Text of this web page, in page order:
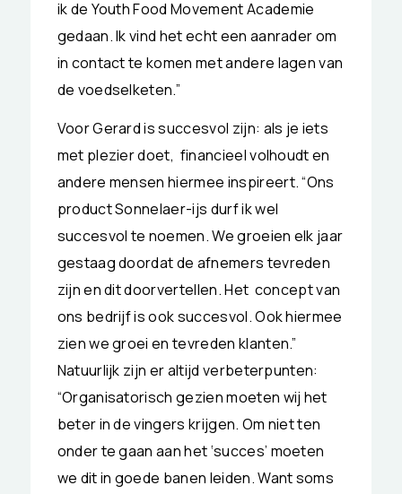
ik de Youth Food Movement Academie
gedaan. Ik vind het echt een aanrader om
in contact te komen met andere lagen van
de voedselketen.”
Voor Gerard is succesvol zijn: als je iets
met plezier doet, financieel volhoudt en
andere mensen hiermee inspireert. “Ons
product Sonnelaer-ijs durf ik wel
succesvol te noemen. We groeien elk jaar
gestaag doordat de afnemers tevreden
zijn en dit doorvertellen. Het concept van
ons bedrijf is ook succesvol. Ook hiermee
zien we groei en tevreden klanten.”
Natuurlijk zijn er altijd verbeterpunten:
“Organisatorisch gezien moeten wij het
beter in de vingers krijgen. Om niet ten
onder te gaan aan het ‘succes’ moeten
we dit in goede banen leiden. Want soms